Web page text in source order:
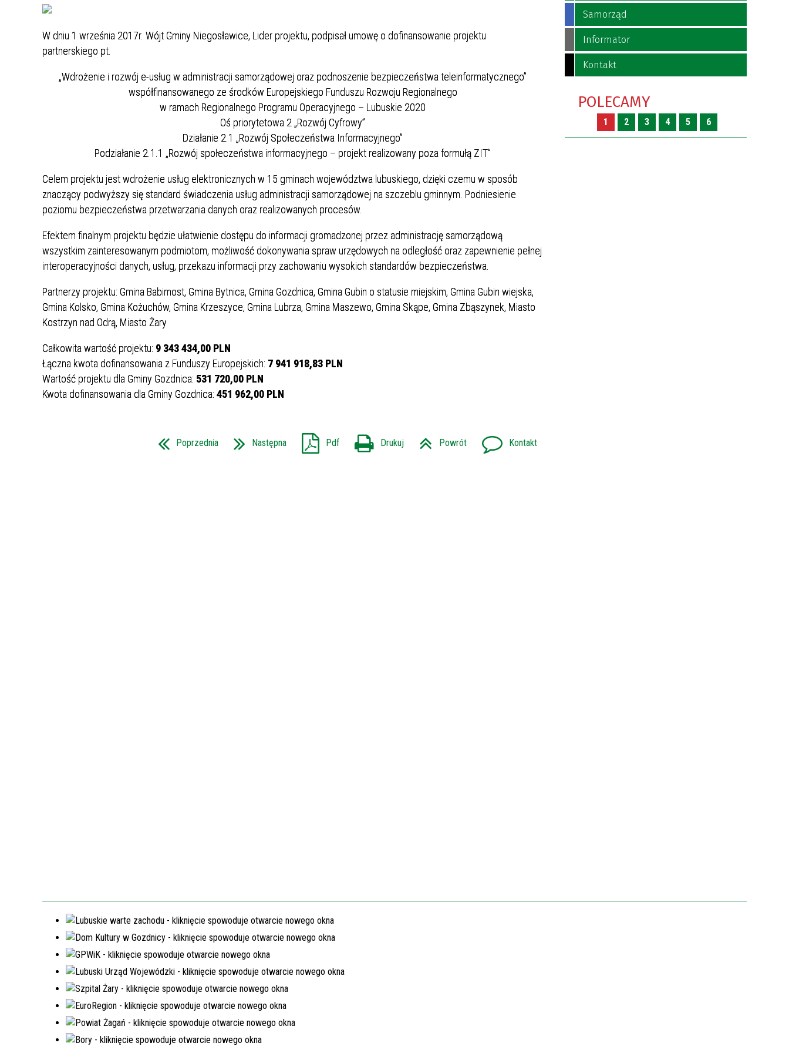
SYMBOLIKA
SYSTEM INFORMACJI
NAJWYŻSZY CERAMICZNY POMNIK W
PLAN MIASTA
ORGANIZACYJNE
EDUKACJA
SPORT I REKREACJA
JAKOŚĆ WODY DO SPOŻYCIA
BEZPŁATNY PUNKT POMOCY
PRAWNEJ
CMENTARZ KOMUNALNY
ZARZĄDZANIE KRYZYSOWE
REHABILITACJA
W dniu 1 września 2017r. Wójt Gminy Niegosławice, Lider projektu, podpisał umowę o dofinansowanie projektu
partnerskiego pt.
„Wdrożenie i rozwój e-usług w administracji samorządowej oraz podnoszenie bezpieczeństwa teleinformatycznego”
współfinansowanego ze środków Europejskiego Funduszu Rozwoju Regionalnego
w ramach Regionalnego Programu Operacyjnego – Lubuskie 2020
Oś priorytetowa 2 „Rozwój Cyfrowy”
Działanie 2.1 „Rozwój Społeczeństwa Informacyjnego”
Podziałanie 2.1.1 „Rozwój społeczeństwa informacyjnego – projekt realizowany poza formułą ZIT”
Celem projektu jest wdrożenie usług elektronicznych w 15 gminach województwa lubuskiego, dzięki czemu w sposób
znaczący podwyższy się standard świadczenia usług administracji samorządowej na szczeblu gminnym. Podniesienie
poziomu bezpieczeństwa przetwarzania danych oraz realizowanych procesów.
Efektem finalnym projektu będzie ułatwienie dostępu do informacji gromadzonej przez administrację samorządową
wszystkim zainteresowanym podmiotom, możliwość dokonywania spraw urzędowych na odległość oraz zapewnienie pełnej
interoperacyjności danych, usług, przekazu informacji przy zachowaniu wysokich standardów bezpieczeństwa.
Partnerzy projektu: Gmina Babimost, Gmina Bytnica, Gmina Gozdnica, Gmina Gubin o statusie miejskim, Gmina Gubin wiejska,
Gmina Kolsko, Gmina Kożuchów, Gmina Krzeszyce, Gmina Lubrza, Gmina Maszewo, Gmina Skąpe, Gmina Zbąszynek, Miasto
Kostrzyn nad Odrą, Miasto Żary
Całkowita wartość projektu: 9 343 434,00 PLN
Łączna kwota dofinansowania z Funduszy Europejskich: 7 941 918,83 PLN
Wartość projektu dla Gminy Gozdnica: 531 720,00 PLN
Kwota dofinansowania dla Gminy Gozdnica: 451 962,00 PLN
Poprzednia Następna Pdf Drukuj Powrót Kontakt
Samorząd
Informator
Kontakt
POLECAMY
1 2 3 4 5 6